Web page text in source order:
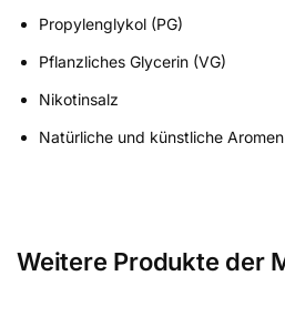
Propylenglykol (PG)
Pflanzliches Glycerin (VG)
Nikotinsalz
Natürliche und künstliche Aromen
Weitere Produkte der